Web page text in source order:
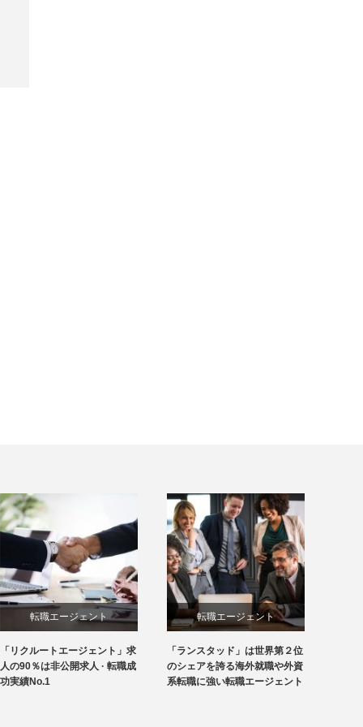
転職エージェント
「リクルートエージェント」求
人の90％は非公開求人 · 転職成
功実績No.1
転職エージェント
「ランスタッド」は世界第２位
のシェアを誇る海外就職や外資
系転職に強い転職エージェント